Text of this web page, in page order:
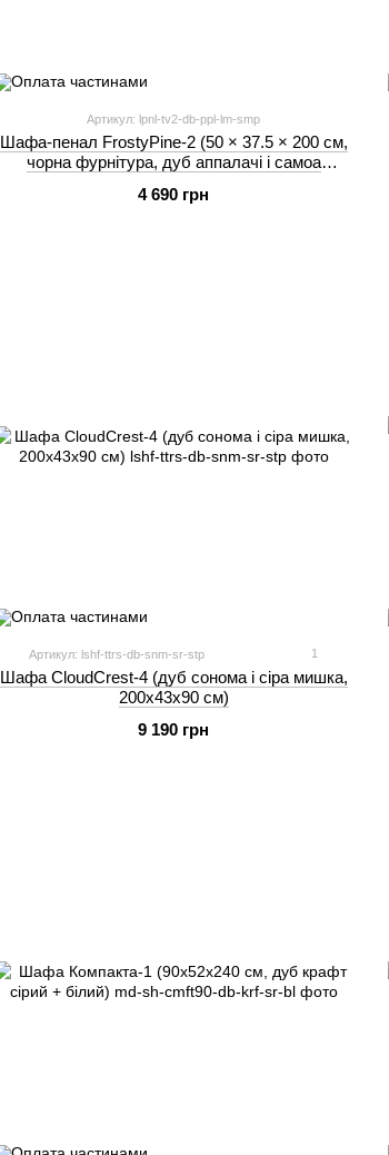
Артикул: lpnl-tv2-db-ppl-lm-smp
Шафа-пенал FrostyPine-2 (50 × 37.5 × 200 см,
чорна фурнітура, дуб аппалачі і самоа
4 690 грн
Артикул: lshf-ttrs-db-snm-sr-stp 1
Шафа CloudCrest-4 (дуб сонома і сіра мишка,
200х43х90 см)
9 190 грн